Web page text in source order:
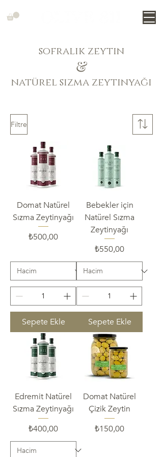
sofralık zeytin
natürel sızma zeytinyağı
&
Filtre
Domat Natürel
Sızma Zeytinyağı
Fiyat
₺500,00
Sepete Ekle
Bebekler için
Natürel Sızma
Zeytinyağı
Fiyat
₺550,00
Sepete Ekle
Edremit Natürel
Sızma Zeytinyağı
Fiyat
₺400,00
Domat Natürel
Çizik Zeytin
Fiyat
₺150,00